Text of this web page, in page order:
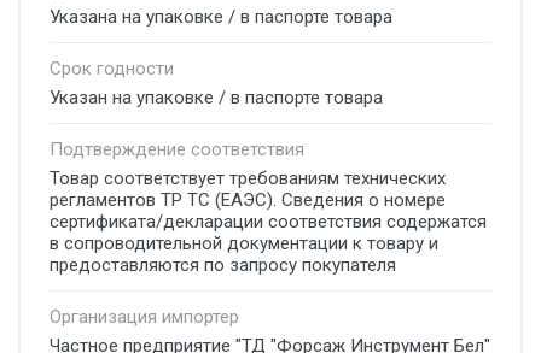
Указана на упаковке / в паспорте товара
Срок годности
Указан на упаковке / в паспорте товара
Подтверждение соответствия
Товар соответствует требованиям технических
регламентов ТР ТС (ЕАЭС). Сведения о номере
сертификата/декларации соответствия содержатся
в сопроводительной документации к товару и
предоставляются по запросу покупателя
Организация импортер
Частное предприятие "ТД "Форсаж Инструмент Бел"